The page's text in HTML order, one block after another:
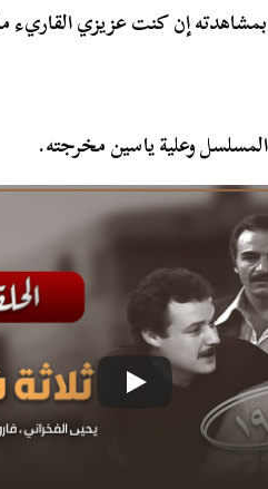
إن كنت عزيزي القاريء
وعلية ياسين مخرجته.